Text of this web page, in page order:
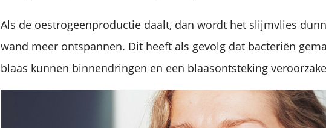
Als de oestrogeenproductie daalt, dan wordt het slijmvlies
wand meer ontspannen. Dit heeft als gevolg dat bacteriën
blaas kunnen binnendringen en een blaasontsteking